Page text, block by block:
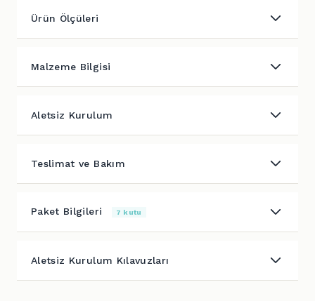
Ürün Ölçüleri
Malzeme Bilgisi
Aletsiz Kurulum
Teslimat ve Bakım
Paket Bilgileri 7 kutu
Aletsiz Kurulum Kılavuzları